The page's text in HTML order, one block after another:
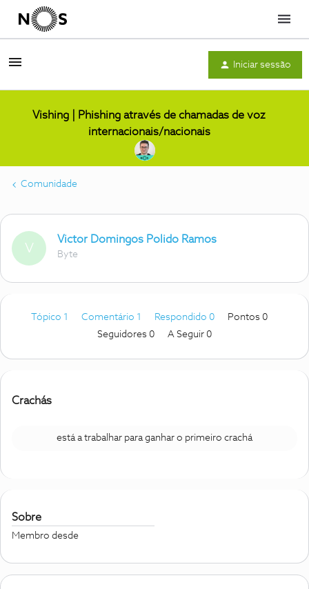
Menu
Iniciar sessão
Vishing | Phishing através de chamadas de voz
internacionais/nacionais
Comunidade
V
Victor Domingos Polido Ramos
Byte
Tópico 1 Comentário 1 Respondido 0
Pontos 0
Seguidores 0 A Seguir 0
Crachás
está a trabalhar para ganhar o primeiro crachá
Sobre
Membro desde